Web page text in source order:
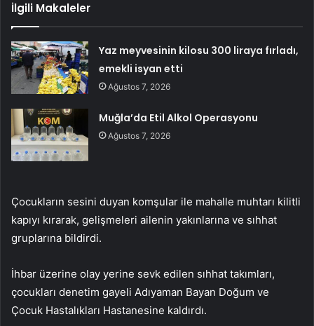
İlgili Makaleler
Yaz meyvesinin kilosu 300 liraya fırladı,
emekli isyan etti
Ağustos 7, 2026
Muğla’da Etil Alkol Operasyonu
Ağustos 7, 2026
Çocukların sesini duyan komşular ile mahalle muhtarı kilitli
kapıyı kırarak, gelişmeleri ailenin yakınlarına ve sıhhat
gruplarına bildirdi.
İhbar üzerine olay yerine sevk edilen sıhhat takımları,
çocukları denetim gayeli Adıyaman Bayan Doğum ve
Çocuk Hastalıkları Hastanesine kaldırdı.